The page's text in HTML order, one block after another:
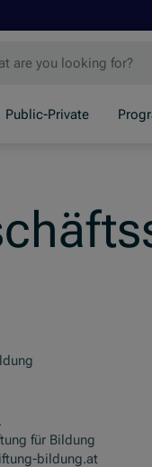
Public-Private
für Bildung
bildung.at